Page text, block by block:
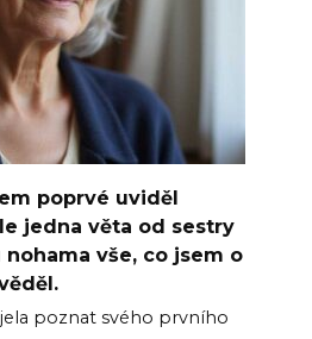
poprvé uviděl
jedna věta od sestry
vše, co jsem o
poznat svého prvního